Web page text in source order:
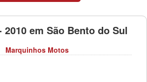
2010 em São Bento do Sul
Marquinhos Motos